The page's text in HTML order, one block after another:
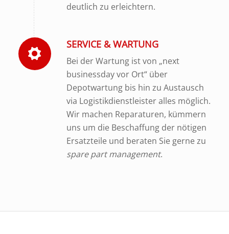
deutlich zu erleichtern.
SERVICE & WARTUNG
Bei der Wartung ist von „next
businessday vor Ort“ über
Depotwartung bis hin zu Austausch
via Logistikdienstleister alles möglich.
Wir machen Reparaturen, kümmern
uns um die Beschaffung der nötigen
Ersatzteile und beraten Sie gerne zu
spare part management.